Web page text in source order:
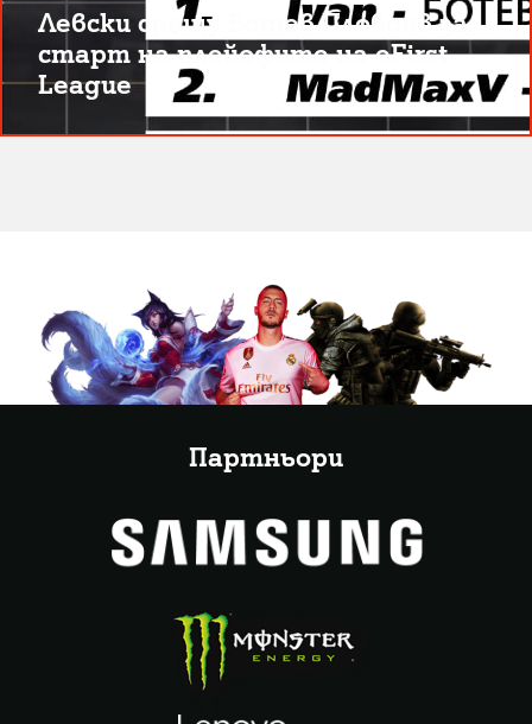
Левски срещу Ботев Пловдив за
старт на плейофите на eFirst
League
Партньори